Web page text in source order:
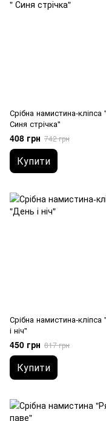
Срібна намистина-кліпса "
Синя стрічка"
408 грн 742 грн
Купити
Срібна намистина-кліпса
і ніч"
450 грн 817 грн
Купити